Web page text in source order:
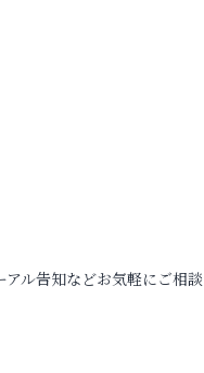
ル告知などお気軽にご相